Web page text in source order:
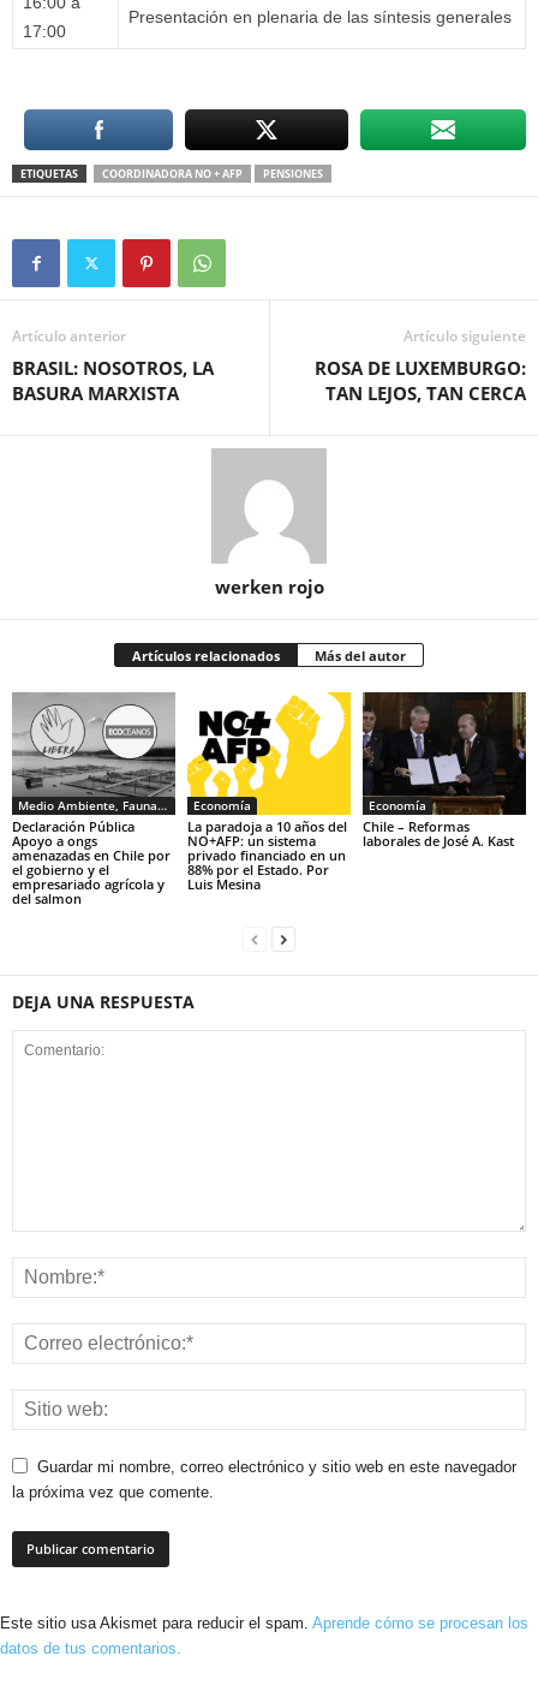
17:00
Presentación en plenaria de las síntesis generales
ETIQUETAS COORDINADORA NO + AFP PENSIONES
Artículo anterior
BRASIL: NOSOTROS, LA
BASURA MARXISTA
Artículo siguiente
ROSA DE LUXEMBURGO:
TAN LEJOS, TAN CERCA
werken rojo
Artículos relacionados Más del autor
Medio Ambiente, Fauna y Sociedad
Declaración Pública
Apoyo a ongs
amenazadas en Chile por
el gobierno y el
empresariado agrícola y
del salmon
Economía
La paradoja a 10 años del
NO+AFP: un sistema
privado financiado en un
88% por el Estado. Por
Luis Mesina
Economía
Chile – Reformas
laborales de José A. Kast
DEJA UNA RESPUESTA
Guardar mi nombre, correo electrónico y sitio web en este navegador
la próxima vez que comente.
Este sitio usa Akismet para reducir el spam. Aprende cómo se procesan los
datos de tus comentarios.